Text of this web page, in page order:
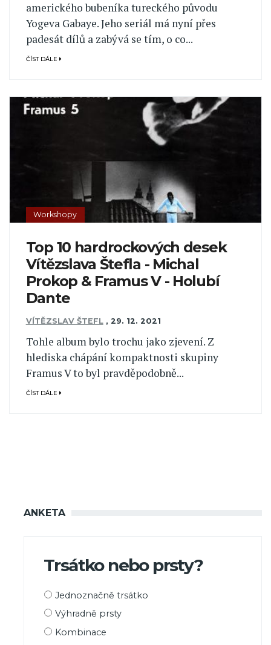
amerického bubeníka tureckého původu
Yogeva Gabaye. Jeho seriál má nyní přes
padesát dílů a zabývá se tím, o co...
ČÍST DÁLE
Workshopy
Top 10 hardrockových desek
Vítězslava Štefla - Michal
Prokop & Framus V - Holubí
Dante
VÍTĚZSLAV ŠTEFL , 29. 12. 2021
Tohle album bylo trochu jako zjevení. Z
hlediska chápání kompaktnosti skupiny
Framus V to byl pravděpodobně...
ČÍST DÁLE
ANKETA
Trsátko nebo prsty?
Možnosti
Jednoznačně trsátko
Výhradně prsty
Kombinace